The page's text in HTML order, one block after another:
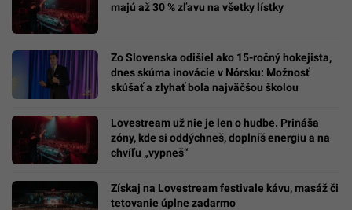
majú až 30 % zľavu na všetky lístky
Zo Slovenska odišiel ako 15-ročný hokejista,
dnes skúma inovácie v Nórsku: Možnosť
skúšať a zlyhať bola najväčšou školou
Lovestream už nie je len o hudbe. Prináša
zóny, kde si oddýchneš, doplníš energiu a na
chvíľu „vypneš“
Získaj na Lovestream festivale kávu, masáž či
tetovanie úplne zadarmo